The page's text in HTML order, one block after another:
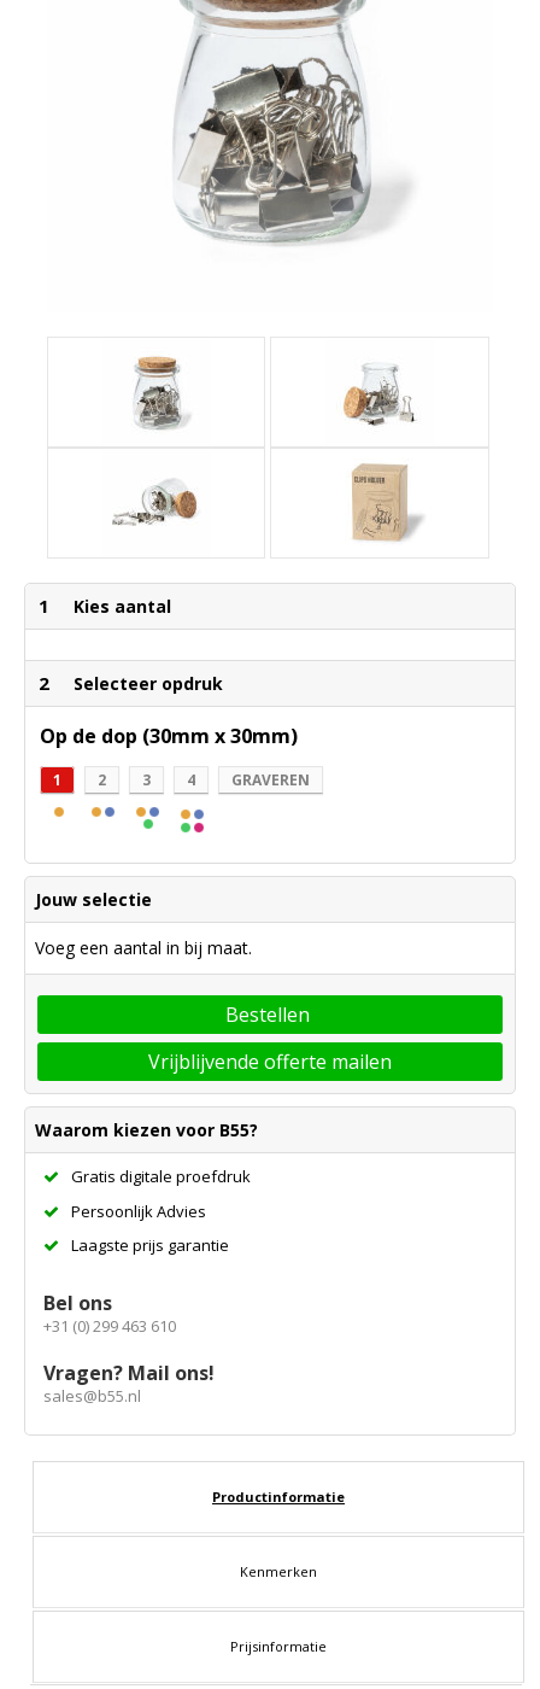
1 Kies aantal
2 Selecteer opdruk
Op de dop (30mm x 30mm)
1 2 3 4 GRAVEREN
Jouw selectie
Voeg een aantal in bij maat.
Bestellen
Vrijblijvende offerte mailen
Waarom kiezen voor B55?
Gratis digitale proefdruk
Persoonlijk Advies
Laagste prijs garantie
Bel ons
+31 (0) 299 463 610
Vragen? Mail ons!
sales@b55.nl
Productinformatie
Kenmerken
Prijsinformatie